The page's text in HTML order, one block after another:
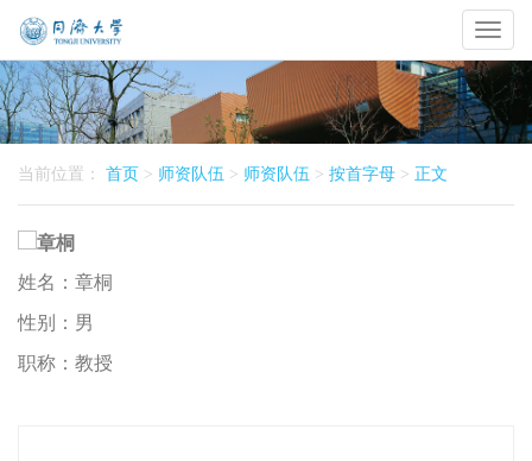
Toggle
当前位置： 首页 > 师资队伍 > 师资队伍 > 按首字母 > 正文
姓名： 章桐
性别： 男
职称： 教授